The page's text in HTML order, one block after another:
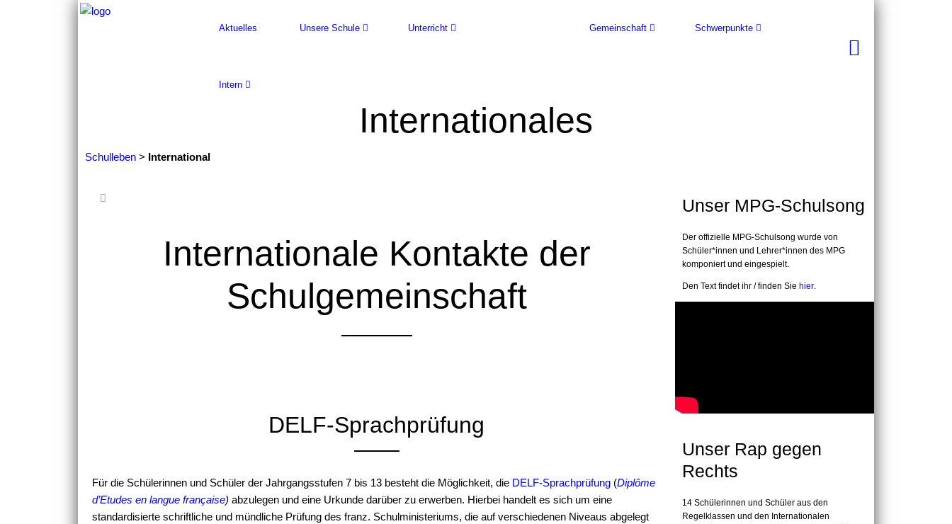
Aktuelles Unsere Schule Unterricht Gemeinschaft Schwerpunkte
Intern
Internationales
Schulleben > International
Internationale Kontakte der
Schulgemeinschaft
DELF-Sprachprüfung
Für die Schülerinnen und Schüler der Jahrgangsstufen 7 bis 13 besteht die Möglichkeit, die DELF-Sprachprüfung (Diplôme
d’Etudes en langue française) abzulegen und eine Urkunde darüber zu erwerben. Hierbei handelt es sich um eine
standardisierte schriftliche und mündliche Prüfung des franz. Schulministeriums, die auf verschiedenen Niveaus abgelegt
Unser MPG-Schulsong
Der offizielle MPG-Schulsong wurde von
Schüler*innen und Lehrer*innen des MPG
komponiert und eingespielt.
Den Text findet ihr / finden Sie hier.
Unser Rap gegen
Rechts
14 Schülerinnen und Schüler aus den
Regelklassen und den Internationalen